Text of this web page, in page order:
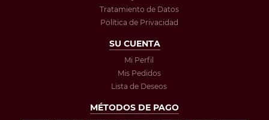
Tratamiento de Datos
Política de Privacidad
SU CUENTA
Mi Perfil
Mis Pedidos
Lista de Deseos
MÉTODOS DE PAGO